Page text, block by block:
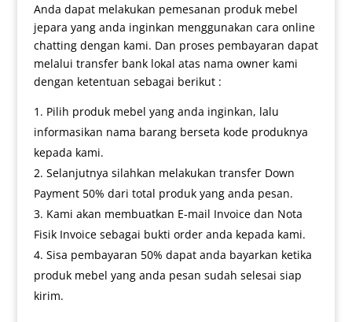
Anda dapat melakukan pemesanan produk mebel
jepara yang anda inginkan menggunakan cara online
chatting dengan kami. Dan proses pembayaran dapat
melalui transfer bank lokal atas nama owner kami
dengan ketentuan sebagai berikut :
Pilih produk mebel yang anda inginkan, lalu
informasikan nama barang berseta kode produknya
kepada kami.
Selanjutnya silahkan melakukan transfer Down
Payment 50% dari total produk yang anda pesan.
Kami akan membuatkan E-mail Invoice dan Nota
Fisik Invoice sebagai bukti order anda kepada kami.
Sisa pembayaran 50% dapat anda bayarkan ketika
produk mebel yang anda pesan sudah selesai siap
kirim.